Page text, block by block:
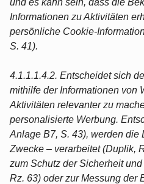
und es kann sein, dass die
Informationen zu Aktivitäten
persönliche Cookie-
S. 41).
4.1.1.1.4.2. Entscheidet sich
mithilfe der Informationen von
Aktivitäten relevanter zu
personalisierte Werbung.
Anlage B7, S. 43), werden die
Zwecke – verarbeitet (Duplik,
zum Schutz der Sicherheit
Rz. 63) oder zur Messung der